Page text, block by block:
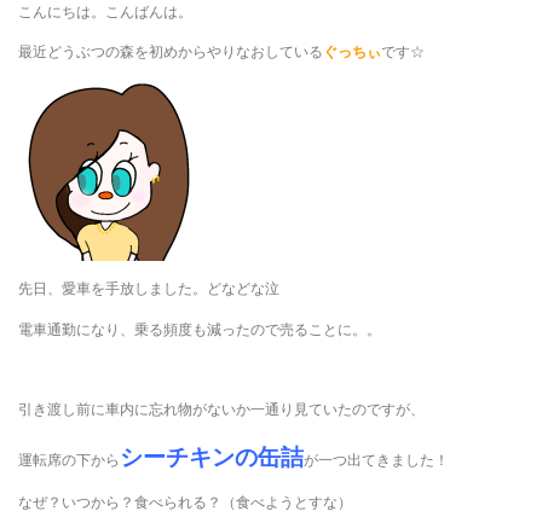
こんにちは。こんばんは。
最近どうぶつの森を初めからやりなおしている ぐっちぃです☆
先日、愛車を手放しました。どなどな泣
電車通勤になり、乗る頻度も減ったので売ることに。。
引き渡し前に車内に忘れ物がないか一通り見ていたのですが、
運転席の下から シーチキンの缶詰が一つ出てきました！
なぜ？いつから？食べられる？（食べようとすな）